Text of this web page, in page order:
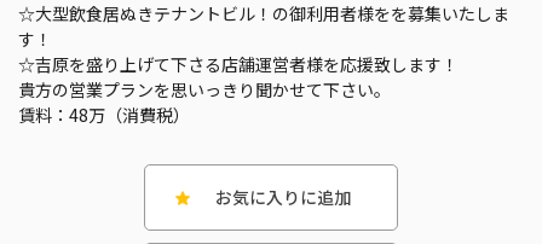
☆大型飲食居ぬきテナントビル！の御利用者様をを募集いたしま
す！
☆吉原を盛り上げて下さる店舗運営者様を応援致します！
貴方の営業プランを思いっきり聞かせて下さい。
賃料：48万（消費税）
お気に入りに追加